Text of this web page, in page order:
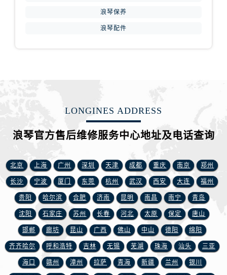
安徽省铜陵市铜官区石城大道浪琴售后服务中心（需提前预约）
安徽省宣城市宣州区叠嶂西路浪琴售后服务中心（需提前预约）
福建省龙岩市新罗区九一南路浪琴售后服务中心（需提前预约）
福建省南平市建阳区人民西路浪琴售后服务中心（需提前预约）
福建省宁德市蕉城区天湖东路浪琴售后服务中心（需提前预约）
福建省莆田市城厢区霞林街道荔华东大道浪琴售后服务中心（需提前预约）
福建省三明市三元区东乾二路浪琴售后服务中心（需提前预约）
福建省漳州市龙文区步港路浪琴售后服务中心（需提前预约）
江苏省常州市新北区龙锦路1590号现代传媒中心5号楼10层1008室浪琴售后服务中心（需提前预约）
江苏省淮安市清江浦区淮海北路浪琴售后服务中心（需提前预约）
浪琴保养
浪琴配件
LONGINES ADDRESS
浪琴官方售后维修服务中心地址及电话查询
北京 上海 广州 深圳 天津 成都 重庆 南京 郑州
长沙 宁波 厦门 东莞 杭州 武汉 西安 大连 福州
贵阳 哈尔滨 合肥 济南 昆明 南昌 南宁 青岛
沈阳 石家庄 苏州 长春 河北 太原 保定 唐山
邯郸 廊坊 昆山 广西 佛山 中山 德阳 绵阳
齐齐哈尔 呼和浩特 吉林 无锡 芜湖 珠海 汕头 三亚
海口 赣州 漳州 拉萨 青海 新疆 兰州 银川